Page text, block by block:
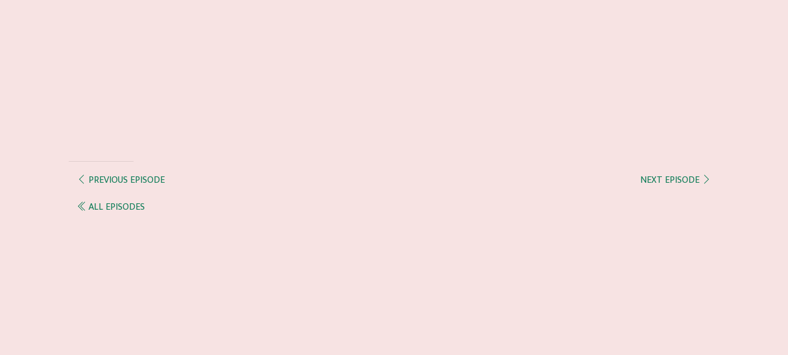
PREVIOUS EPISODE
NEXT EPISODE
ALL EPISODES